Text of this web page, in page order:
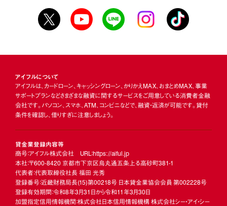
アイフルについて
アイフルは、カードローン、キャッシングローン、かりかえMAX、おまとめMAX、事業
サポートプランなどさまざまな融資に関するサービスをご用意している消費者金融
会社です。パソコン、スマホ、ATM、コンビニなどで、融資・返済が可能です。貸付
条件を確認し、借りすぎに注意しましょう。
貸金業登録内容等
商号：アイフル株式会社 URL：https://aiful.jp
本社：〒600-8420 京都市下京区烏丸通五条上る高砂町381-1
代表者：代表取締役社長 福田 光秀
登録番号：近畿財務局長(15)第00218号 日本貸金業協会会員 第002228号
登録有効期間：令和8年3月31日から令和11年3月30日
加盟指定信用情報機関：株式会社日本信用情報機構 株式会社シー・アイ・シー